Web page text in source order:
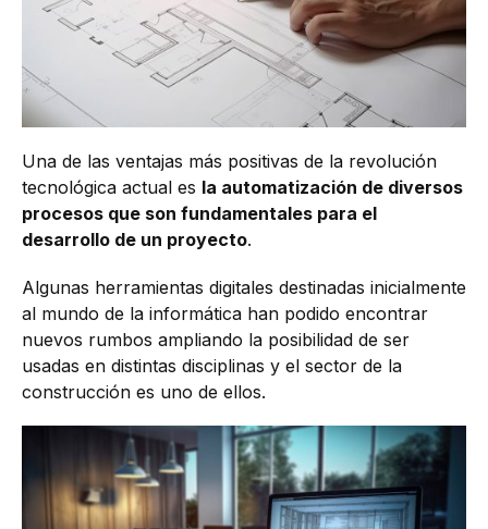
Una de las ventajas más positivas de la revolución
tecnológica actual es la automatización de diversos
procesos que son fundamentales para el
desarrollo de un proyecto.
Algunas herramientas digitales destinadas inicialmente
al mundo de la informática han podido encontrar
nuevos rumbos ampliando la posibilidad de ser
usadas en distintas disciplinas y el sector de la
construcción es uno de ellos.